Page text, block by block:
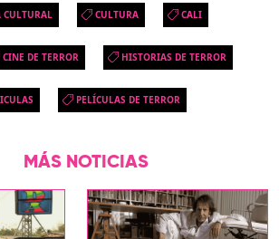
CULTURAL CULTURA CALI
CINE DE TERROR HISTORIAS DE TERROR
PELÍCULAS DE TERROR
MÁS NOTICIAS